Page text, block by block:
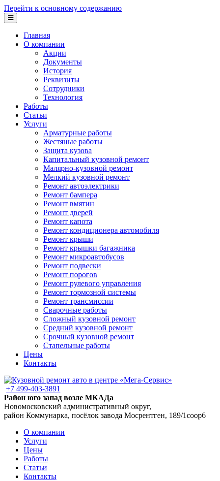
Перейти к основному содержанию
Главная
О компании
Акции
Документы
История
Реквизиты
Сотрудники
Технология
Работы
Статьи
Услуги
Арматурные работы
Жестяные работы
Защита кузова
Капитальный кузовной ремонт
Малярно-кузовной ремонт
Мелкий кузовной ремонт
Ремонт автоэлектрики
Ремонт бампера
Ремонт вмятин
Ремонт дверей
Ремонт капота
Ремонт кондиционера автомобиля
Ремонт крыши
Ремонт крышки багажника
Ремонт микроавтобусов
Ремонт подвески
Ремонт порогов
Ремонт рулевого управления
Ремонт тормозной системы
Ремонт трансмиссии
Сварочные работы
Сложный кузовной ремонт
Средний кузовной ремонт
Срочный кузовной ремонт
Стапельные работы
Цены
Контакты
+7 499-403-3891
Район юго запад возле МКАДа
Новомосковский административный округ,
район Коммунарка, посёлок завода Мосрентген, 189/1соор6
О компании
Услуги
Цены
Работы
Статьи
Контакты